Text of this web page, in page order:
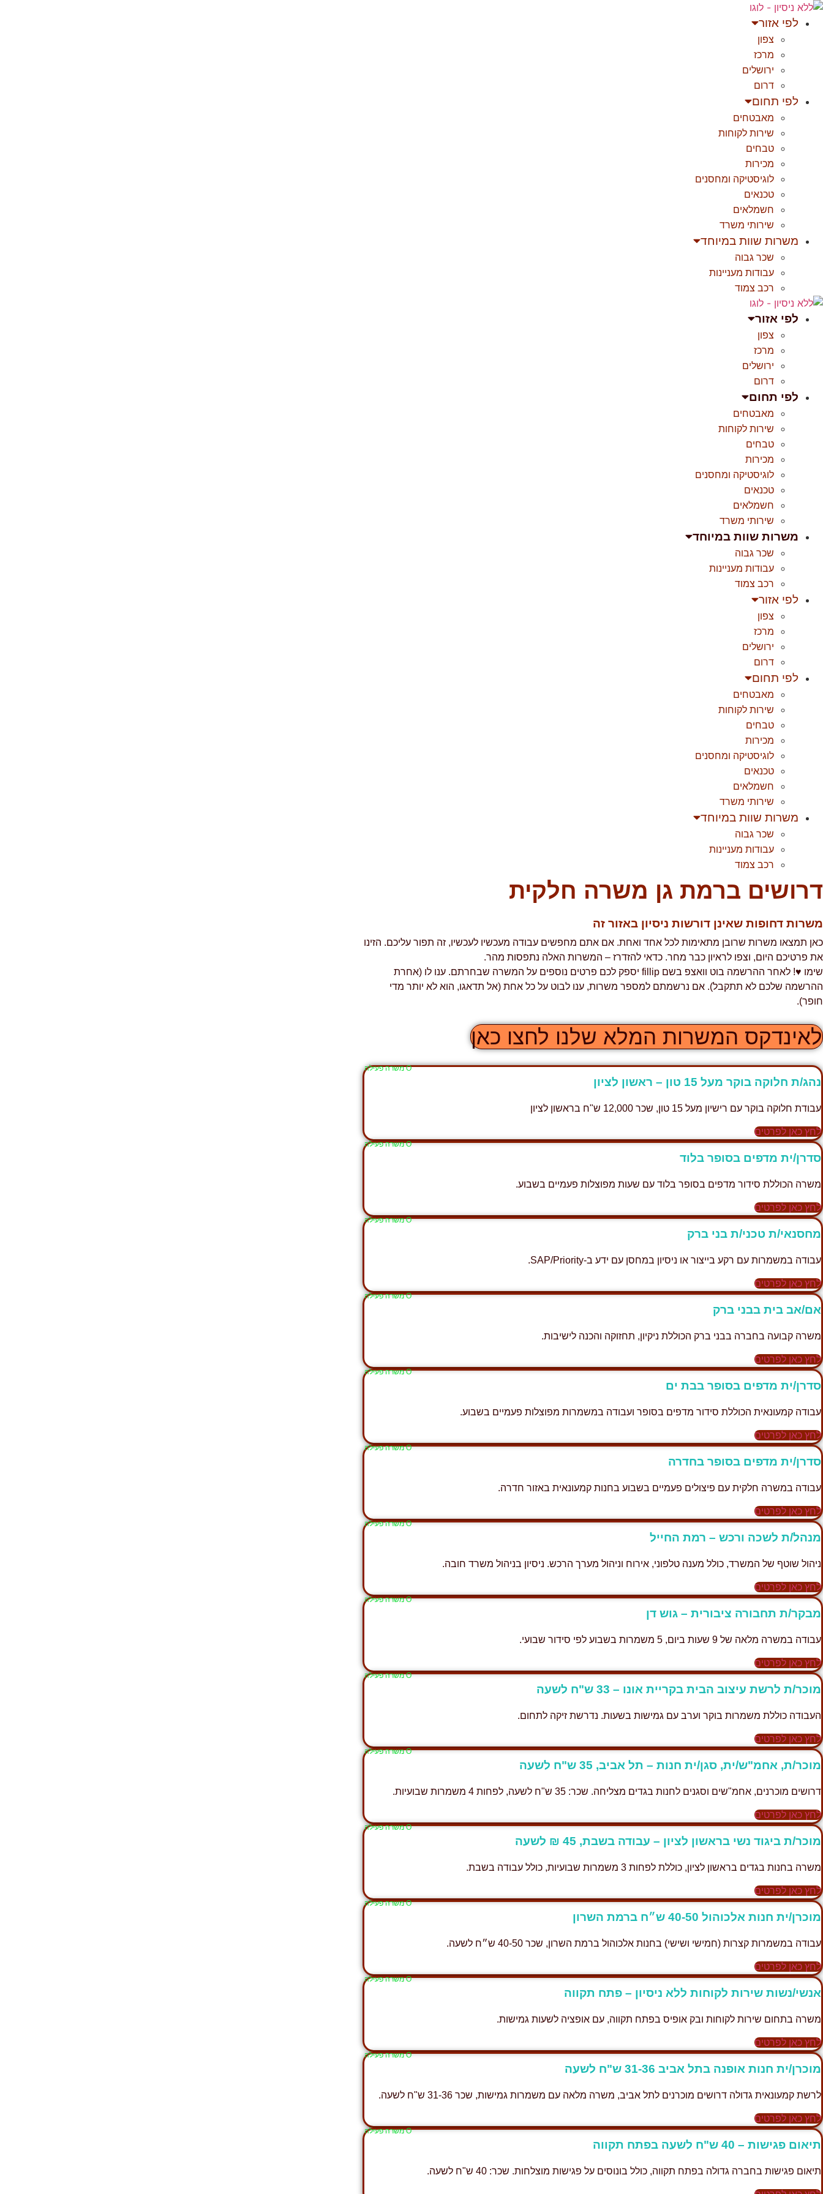
דלג
לתוכן לפי אזור
צפון
מרכז
ירושלים
דרום
לפי תחום
מאבטחים
שירות לקוחות
טבחים
מכירות
לוגיסטיקה ומחסנים
טכנאים
חשמלאים
שירותי משרד
משרות שוות במיוחד
שכר גבוה
עבודות מעניינות
רכב צמוד
לפי אזור
צפון
מרכז
ירושלים
דרום
לפי תחום
מאבטחים
שירות לקוחות
טבחים
מכירות
לוגיסטיקה ומחסנים
טכנאים
חשמלאים
שירותי משרד
משרות שוות במיוחד
שכר גבוה
עבודות מעניינות
רכב צמוד
לפי אזור
צפון
מרכז
ירושלים
דרום
לפי תחום
מאבטחים
שירות לקוחות
טבחים
מכירות
לוגיסטיקה ומחסנים
טכנאים
חשמלאים
שירותי משרד
משרות שוות במיוחד
שכר גבוה
עבודות מעניינות
רכב צמוד
דרושים ברמת גן משרה חלקית
משרות דחופות שאינן דורשות ניסיון באזור זה
כאן תמצאו משרות שרובן מתאימות לכל אחד ואחת. אם אתם מחפשים עבודה מעכשיו לעכשיו, זה תפור עליכם. הזינו
את פרטיכם היום, וצפו לראיון כבר מחר. כדאי להזדרז – המשרות האלה נתפסות מהר.
שימו ♥! לאחר ההרשמה בוט וואצפ בשם fillip יספק לכם פרטים נוספים על המשרה שבחרתם. ענו לו (אחרת
ההרשמה שלכם לא תתקבל). אם נרשמתם למספר משרות, ענו לבוט על כל אחת (אל תדאגו, הוא לא יותר מדי
חופר).
לאינדקס המשרות המלא שלנו לחצו כאן
Ο משרה פעילה
נהג/ת חלוקה בוקר מעל 15 טון – ראשון לציון
עבודת חלוקה בוקר עם רישיון מעל 15 טון, שכר 12,000 ש"ח בראשון לציון
לחץ כאן לפרטים
Ο משרה פעילה
סדרן/ית מדפים בסופר בלוד
משרה הכוללת סידור מדפים בסופר בלוד עם שעות מפוצלות פעמיים בשבוע.
לחץ כאן לפרטים
Ο משרה פעילה
מחסנאי/ת טכני/ת בני ברק
עבודה במשמרות עם רקע בייצור או ניסיון במחסן עם ידע ב-SAP/Priority.
לחץ כאן לפרטים
Ο משרה פעילה
אם/אב בית בבני ברק
משרה קבועה בחברה בבני ברק הכוללת ניקיון, תחזוקה והכנה לישיבות.
לחץ כאן לפרטים
Ο משרה פעילה
סדרן/ית מדפים בסופר בבת ים
עבודה קמעונאית הכוללת סידור מדפים בסופר ועבודה במשמרות מפוצלות פעמיים בשבוע.
לחץ כאן לפרטים
Ο משרה פעילה
סדרן/ית מדפים בסופר בחדרה
עבודה במשרה חלקית עם פיצולים פעמיים בשבוע בחנות קמעונאית באזור חדרה.
לחץ כאן לפרטים
Ο משרה פעילה
מנהל/ת לשכה ורכש – רמת החייל
ניהול שוטף של המשרד, כולל מענה טלפוני, אירוח וניהול מערך הרכש. ניסיון בניהול משרד חובה.
לחץ כאן לפרטים
Ο משרה פעילה
מבקר/ת תחבורה ציבורית – גוש דן
עבודה במשרה מלאה של 9 שעות ביום, 5 משמרות בשבוע לפי סידור שבועי.
לחץ כאן לפרטים
Ο משרה פעילה
מוכר/ת לרשת עיצוב הבית בקריית אונו – 33 ש"ח לשעה
העבודה כוללת משמרות בוקר וערב עם גמישות בשעות. נדרשת זיקה לתחום.
לחץ כאן לפרטים
Ο משרה פעילה
מוכר/ת, אחמ"ש/ית, סגן/ית חנות – תל אביב, 35 ש"ח לשעה
דרושים מוכרנים, אחמ"שים וסגנים לחנות בגדים מצליחה. שכר: 35 ש"ח לשעה, לפחות 4 משמרות שבועיות.
לחץ כאן לפרטים
Ο משרה פעילה
מוכר/ת ביגוד נשי בראשון לציון – עבודה בשבת, 45 ₪ לשעה
משרה בחנות בגדים בראשון לציון, כוללת לפחות 3 משמרות שבועיות, כולל עבודה בשבת.
לחץ כאן לפרטים
Ο משרה פעילה
מוכרן/ית חנות אלכוהול 40-50 ש״ח ברמת השרון
עבודה במשמרות קצרות (חמישי ושישי) בחנות אלכוהול ברמת השרון, שכר 40-50 ש״ח לשעה.
לחץ כאן לפרטים
Ο משרה פעילה
אנשי/נשות שירות לקוחות ללא ניסיון – פתח תקווה
משרה בתחום שירות לקוחות ובק אופיס בפתח תקווה, עם אופציה לשעות גמישות.
לחץ כאן לפרטים
Ο משרה פעילה
מוכרן/ית חנות אופנה בתל אביב 31-36 ש"ח לשעה
לרשת קמעונאית גדולה דרושים מוכרנים לתל אביב, משרה מלאה עם משמרות גמישות, שכר 31-36 ש"ח לשעה.
לחץ כאן לפרטים
Ο משרה פעילה
תיאום פגישות – 40 ש"ח לשעה בפתח תקווה
תיאום פגישות בחברה גדולה בפתח תקווה, כולל בונוסים על פגישות מוצלחות. שכר: 40 ש"ח לשעה.